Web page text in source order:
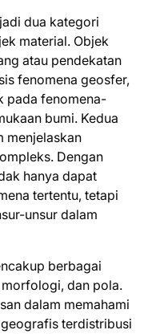
dua kategori
material. Objek
atau pendekatan
fenomena geosfer,
pada fenomena-
bumi. Kedua
menjelaskan
Dengan
hanya dapat
tertentu, tetapi
unsur dalam
berbagai
dan pola.
dalam memahami
terdistribusi